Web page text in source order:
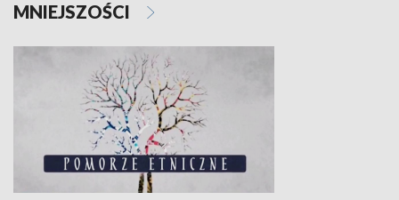
MNIEJSZOŚCI